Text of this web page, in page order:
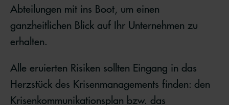
Abteilungen mit ins Boot, um einen
ganzheitlichen Blick auf Ihr Unternehmen zu
erhalten.
Alle eruierten Risiken sollten Eingang in das
Herzstück des Krisenmanagements finden: den
Krisenkommunikationsplan bzw. das